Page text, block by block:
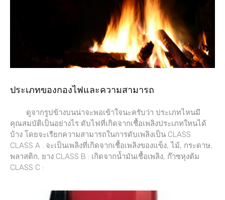
ประเภทของกองไฟและความสามารถ
ดูจากรูปข้างบนน่าจะพอเข้าใจนะครับว่า ประเภทไหนมี
คุณสมบัติเป็นอย่างไร ดับไฟที่เกิดจากเชื้อเพลิงประเภทใหนได้
บ้าง โดยจะเรียกความสามารถในการดับเพลิงเป็น CLASS
CLASS A : จะเป็นเพลิงที่เกิดจากเชื้อเพลิงของแข็ง, ไม้, กระดาษ,
พลาสติก, ยาง CLASS B : เกิดจากน้ำมันเชื้อเพลิง, ก๊าซหุงต้ม
CLASS C :